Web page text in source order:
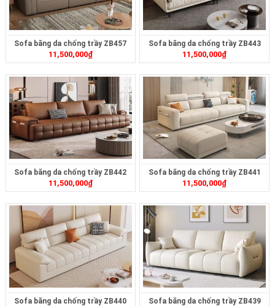
Sofa băng da chống trầy ZB457
11,500,000₫
Sofa băng da chống trầy ZB443
11,500,000₫
Sofa băng da chống trầy ZB442
11,500,000₫
Sofa băng da chống trầy ZB441
11,500,000₫
Sofa băng da chống trầy ZB440 Sofa băng da chống trầy ZB439